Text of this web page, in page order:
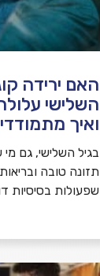
האם ירידה
השלישי
ואיך
בגיל השלישי, גם
תזונה טובה
שפעולות בסיסיות